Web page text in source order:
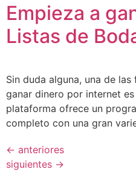
Empieza a
Listas de
Sin duda alguna, una de
ganar dinero por internet
plataforma ofrece un
completo con una gran
← anteriores
siguientes →